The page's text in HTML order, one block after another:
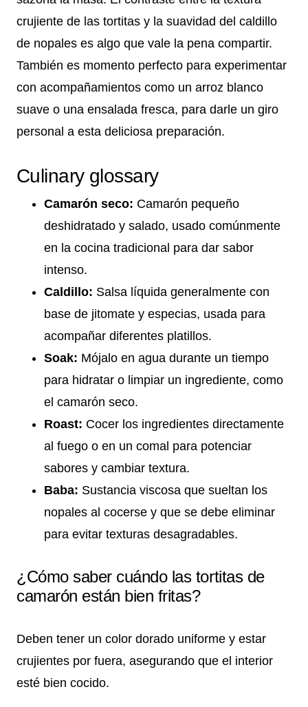
crujiente de las tortitas y la suavidad del caldillo
de nopales es algo que vale la pena compartir.
También es momento perfecto para experimentar
con acompañamientos como un arroz blanco
suave o una ensalada fresca, para darle un giro
personal a esta deliciosa preparación.
Culinary glossary
Camarón seco: Camarón pequeño
deshidratado y salado, usado comúnmente
en la cocina tradicional para dar sabor
intenso.
Caldillo: Salsa líquida generalmente con
base de jitomate y especias, usada para
acompañar diferentes platillos.
Soak: Mójalo en agua durante un tiempo
para hidratar o limpiar un ingrediente, como
el camarón seco.
Roast: Cocer los ingredientes directamente
al fuego o en un comal para potenciar
sabores y cambiar textura.
Baba: Sustancia viscosa que sueltan los
nopales al cocerse y que se debe eliminar
para evitar texturas desagradables.
¿Cómo saber cuándo las tortitas de
camarón están bien fritas?
Deben tener un color dorado uniforme y estar
crujientes por fuera, asegurando que el interior
esté bien cocido.